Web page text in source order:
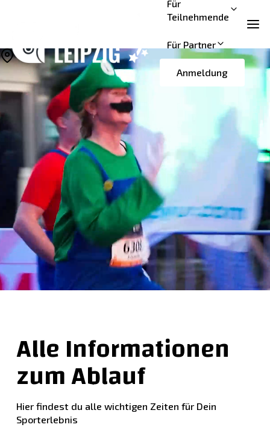
Für
Teilnehmende
Für Partner
Anmeldung
Leipzig | ALTE MESSE
Alle Informationen
zum Ablauf
Hier findest du alle wichtigen Zeiten für Dein
Sporterlebnis